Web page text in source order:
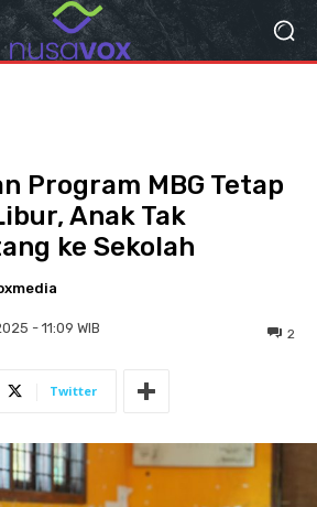
Program MBG Tetap
Anak Tak
ke Sekolah
- 11:09 WIB 2
Twitter